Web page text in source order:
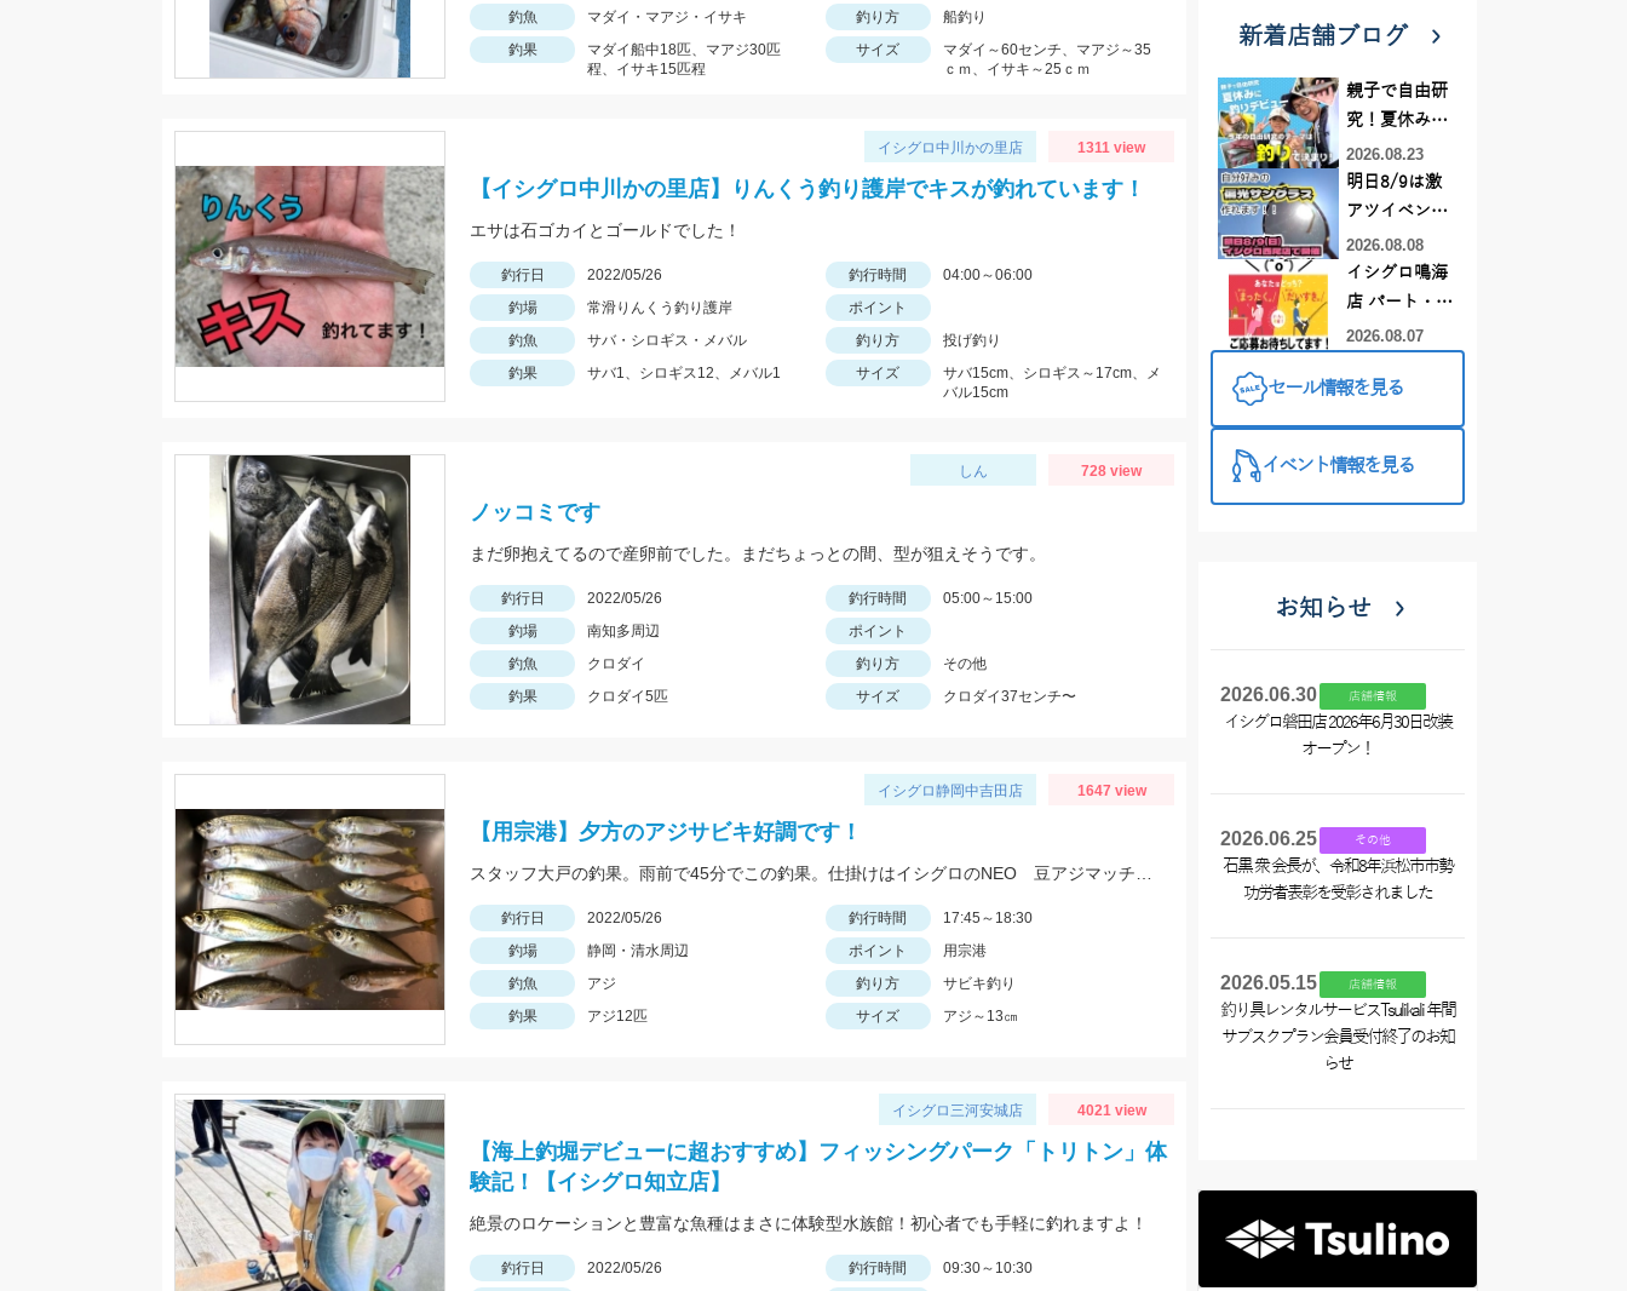
釣魚
マダイ・マアジ・イサキ 釣り方
船釣り
釣果
マダイ船中18匹、マアジ30匹
程、イサキ15匹程
サイズ
マダイ～60センチ、マアジ～35
ｃｍ、イサキ～25ｃｍ
イシグロ中川かの里店 1311 view
【イシグロ中川かの里店】りんくう釣り護岸でキスが釣れています！
エサは石ゴカイとゴールドでした！
釣行日 2022/05/26 釣行時間
04:00～06:00
釣場
常滑りんくう釣り護岸
ポイント
釣魚
サバ・シロギス・メバル 釣り方
投げ釣り
釣果
サバ1、シロギス12、メバル1 サイズ
サバ15cm、シロギス～17cm、メ
バル15cm
しん 728 view
ノッコミです
まだ卵抱えてるので産卵前でした。まだちょっとの間、型が狙えそうです。
釣行日 2022/05/26 釣行時間
05:00～15:00
釣場
南知多周辺
ポイント
釣魚
クロダイ 釣り方
その他
釣果
クロダイ5匹 サイズ クロダイ37センチ〜
イシグロ静岡中吉田店 1647 view
【用宗港】夕方のアジサビキ好調です！
釣行日 2022/05/26 釣行時間
17:45～18:30
釣場
静岡・清水周辺 ポイント
用宗港
釣魚
アジ 釣り方
サビキ釣り
釣果
アジ12匹 サイズ アジ～13㎝
イシグロ三河安城店 4021 view
【海上釣堀デビューに超おすすめ】フィッシングパーク「トリトン」体
験記！【イシグロ知立店】
絶景のロケーションと豊富な魚種はまさに体験型水族館！初心者でも手軽に釣れますよ！
釣行日 2022/05/26 釣行時間
09:30～10:30
新着店舗ブログ
親子で自由研
究！夏休みに
釣りデビュー
2026.08.23
明日8/9は激
アツイベント
日！！！～オ
ーダー偏光グ
ラス受注会～
2026.08.08
イシグロ鳴海
店 パート・ア
ルバイトスタ
募集中！
2026.08.07
セール情報を見る
イベント情報を見る
お知らせ
2026.06.30 店舗情報
イシグロ磐田店 2026年6月30日改装
オープン！
2026.06.25 その他
石黒 衆 会長が、令和8年浜松市市勢
功労者表彰を受彰されました
2026.05.15 店舗情報
釣り具レンタルサービスTsulikali 年間
サブスクプラン会員受付終了のお知
らせ